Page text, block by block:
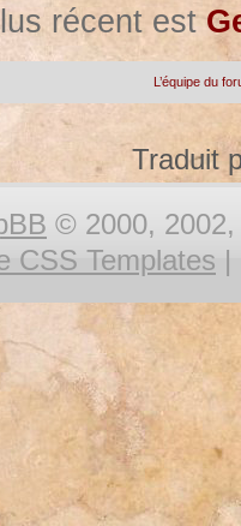
récent est
L’équipe du
Traduit
© 2000, 2002,
CSS Templates |